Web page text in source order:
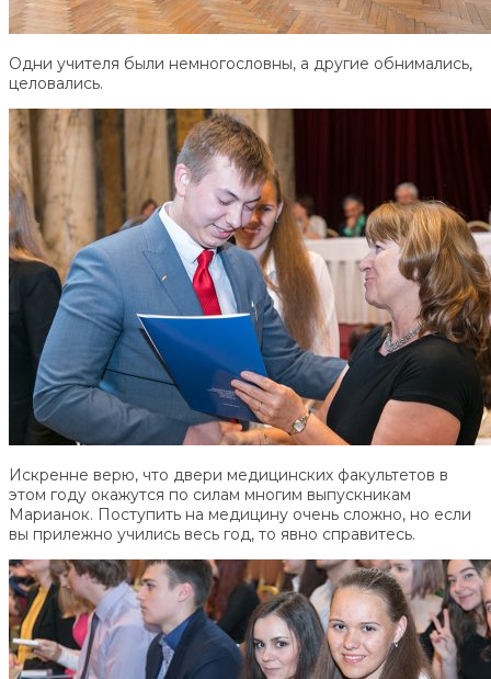
Одни учителя были немногословны, а другие обнимались,
целовались.
Искренне верю, что двери медицинских факультетов в
этом году окажутся по силам многим выпускникам
Марианок. Поступить на медицину очень сложно, но если
вы прилежно учились весь год, то явно справитесь.